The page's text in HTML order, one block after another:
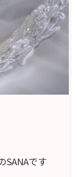
SANAです